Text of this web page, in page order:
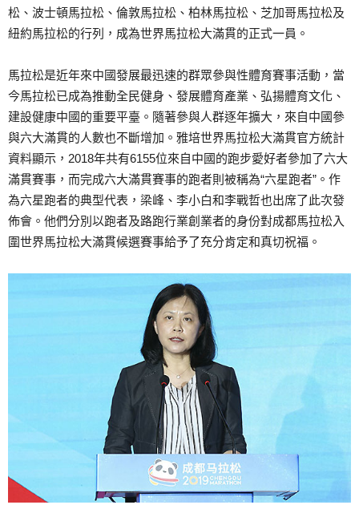
松、波士頓馬拉松、倫敦馬拉松、柏林馬拉松、芝加哥馬拉松及
紐約馬拉松的行列，成為世界馬拉松大滿貫的正式一員。
馬拉松是近年來中國發展最迅速的群眾參與性體育賽事活動，當
今馬拉松已成為推動全民健身、發展體育產業、弘揚體育文化、
建設健康中國的重要平臺。隨著參與人群逐年擴大，來自中國參
與六大滿貫的人數也不斷增加。雅培世界馬拉松大滿貫官方統計
資料顯示，2018年共有6155位來自中國的跑步愛好者參加了六大
滿貫賽事，而完成六大滿貫賽事的跑者則被稱為“六星跑者”。作
為六星跑者的典型代表，梁峰、李小白和李戰哲也出席了此次發
佈會。他們分別以跑者及路跑行業創業者的身份對成都馬拉松入
圍世界馬拉松大滿貫候選賽事給予了充分肯定和真切祝福。